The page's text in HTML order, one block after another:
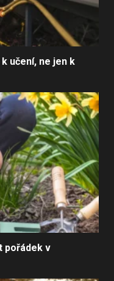
učení, ne jen k
pořádek v